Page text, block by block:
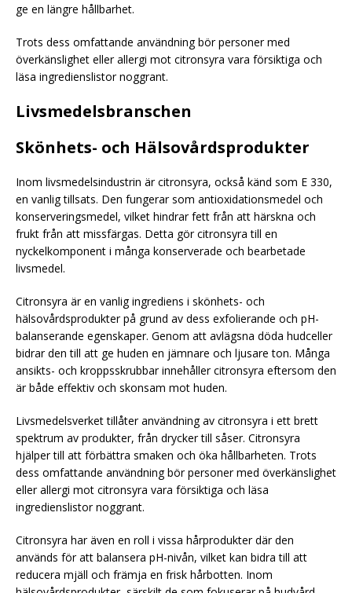
ge en längre hållbarhet.
Trots dess omfattande användning bör personer med
överkänslighet eller allergi mot citronsyra vara försiktiga och
läsa ingredienslistor noggrant.
Livsmedelsbranschen
Skönhets- och Hälsovårdsprodukter
Inom livsmedelsindustrin är citronsyra, också känd som E 330,
en vanlig tillsats. Den fungerar som antioxidationsmedel och
konserveringsmedel, vilket hindrar fett från att härskna och
frukt från att missfärgas. Detta gör citronsyra till en
nyckelkomponent i många konserverade och bearbetade
livsmedel.
Citronsyra är en vanlig ingrediens i skönhets- och
hälsovårdsprodukter på grund av dess exfolierande och pH-
balanserande egenskaper. Genom att avlägsna döda hudceller
bidrar den till att ge huden en jämnare och ljusare ton. Många
ansikts- och kroppsskrubbar innehåller citronsyra eftersom den
är både effektiv och skonsam mot huden.
Livsmedelsverket tillåter användning av citronsyra i ett brett
spektrum av produkter, från drycker till såser. Citronsyra
hjälper till att förbättra smaken och öka hållbarheten. Trots
dess omfattande användning bör personer med överkänslighet
eller allergi mot citronsyra vara försiktiga och läsa
ingredienslistor noggrant.
Citronsyra har även en roll i vissa hårprodukter där den
används för att balansera pH-nivån, vilket kan bidra till att
reducera mjäll och främja en frisk hårbotten. Inom